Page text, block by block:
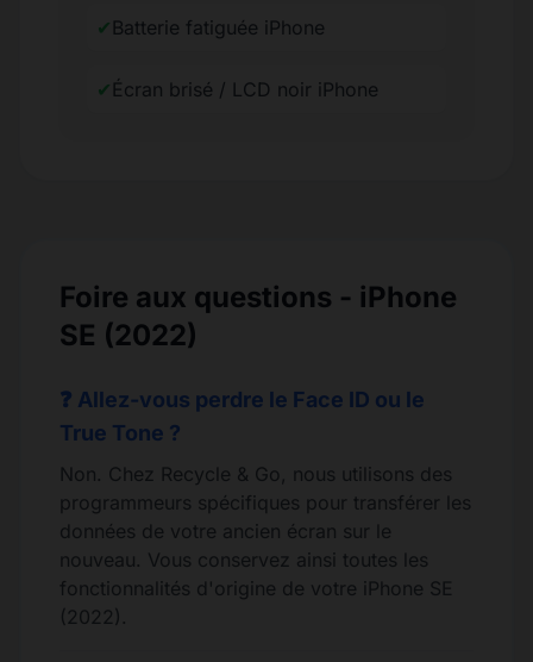
✔ Batterie fatiguée iPhone
✔ Écran brisé / LCD noir iPhone
Foire aux questions - iPhone
SE (2022)
❓ Allez-vous perdre le Face ID ou le
True Tone ?
Non. Chez Recycle & Go, nous utilisons des
programmeurs spécifiques pour transférer les
données de votre ancien écran sur le
nouveau. Vous conservez ainsi toutes les
fonctionnalités d'origine de votre iPhone SE
(2022).